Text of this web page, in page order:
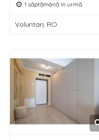
1 săptămână în urmă
Voluntari, RO